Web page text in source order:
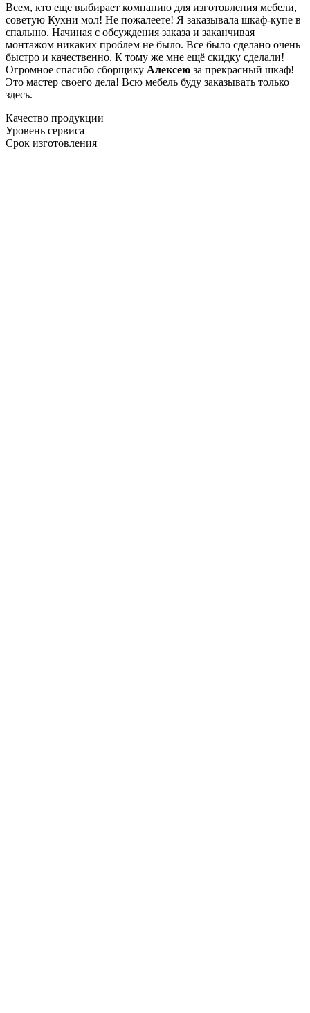
Всем, кто еще выбирает компанию для изготовления мебели,
советую Кухни мол! Не пожалеете! Я заказывала шкаф-купе в
спальню. Начиная с обсуждения заказа и заканчивая
монтажом никаких проблем не было. Все было сделано очень
быстро и качественно. К тому же мне ещё скидку сделали!
Огромное спасибо сборщику Алексею за прекрасный шкаф!
Это мастер своего дела! Всю мебель буду заказывать только
здесь.
Качество продукции
Уровень сервиса
Срок изготовления